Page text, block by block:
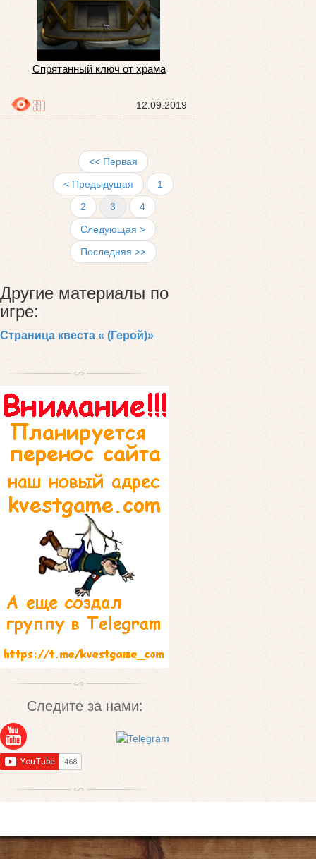
Спрятанный ключ от храма
12.09.2019
390
<< Первая
< Предыдущая
1
2
3
4
Следующая >
Последняя >>
Другие материалы по
игре:
Страница квеста « (Герой)»
Следите за нами: